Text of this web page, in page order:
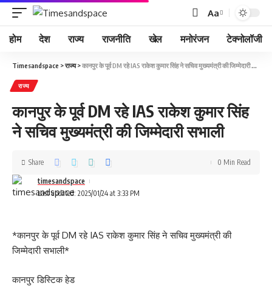
Aa
होम देश राज्य राजनीति खेल मनोरंजन टेक्नोलॉजी
Timesandspace >राज्य>कानपुर के पूर्व DM रहे IAS राकेश कुमार सिंह ने सचिव मुख्यमंत्री की जिम्मेदारी सभाली
राज्य
कानपुर के पूर्व DM रहे IAS राकेश कुमार सिंह
ने सचिव मुख्यमंत्री की जिम्मेदारी सभाली
Last updated: 2025/01/24 at 3:33 PM
timesandspace
Share 0 Min Read
*कानपुर के पूर्व DM रहे IAS राकेश कुमार सिंह ने सचिव मुख्यमंत्री की
जिम्मेदारी सभाली*
कानपुर डिस्टिक हेड